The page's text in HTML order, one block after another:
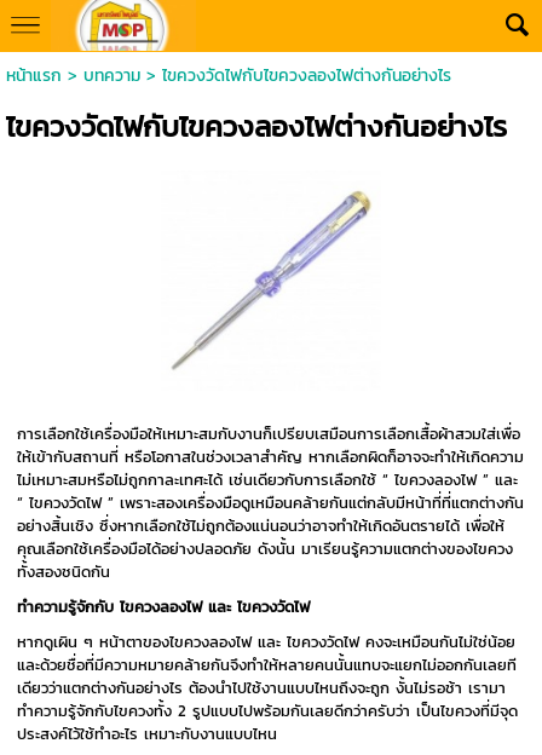
หน้าแรก > บทความ> ไขควงวัดไฟกับไขควงลองไฟต่างกันอย่างไร
ไขควงวัดไฟกับไขควงลองไฟต่างกันอย่างไร
การเลือกใช้เครื่องมือให้เหมาะสมกับงานก็เปรียบเสมือนการเลือกเสื้อผ้าสวมใส่เพื่อ
ให้เข้ากับสถานที่ หรือโอกาสในช่วงเวลาสำคัญ หากเลือกผิดก็อาจจะทำให้เกิดความ
ไม่เหมาะสมหรือไม่ถูกกาละเทศะได้ เช่นเดียวกับการเลือกใช้ “ ไขควงลองไฟ ” และ
“ ไขควงวัดไฟ ” เพราะสองเครื่องมือดูเหมือนคล้ายกันแต่กลับมีหน้าที่ที่แตกต่างกัน
อย่างสิ้นเชิง ซึ่งหากเลือกใช้ไม่ถูกต้องแน่นอนว่าอาจทำให้เกิดอันตรายได้ เพื่อให้
คุณเลือกใช้เครื่องมือได้อย่างปลอดภัย ดังนั้น มาเรียนรู้ความแตกต่างของไขควง
ทั้งสองชนิดกัน
ทำความรู้จักกับ ไขควงลองไฟ และ ไขควงวัดไฟ
หากดูเผิน ๆ หน้าตาของไขควงลองไฟ และ ไขควงวัดไฟ คงจะเหมือนกันไม่ใช่น้อย
และด้วยชื่อที่มีความหมายคล้ายกันจึงทำให้หลายคนนั้นแทบจะแยกไม่ออกกันเลยที
เดียวว่าแตกต่างกันอย่างไร ต้องนำไปใช้งานแบบไหนถึงจะถูก งั้นไม่รอช้า เรามา
ทำความรู้จักกับไขควงทั้ง 2 รูปแบบไปพร้อมกันเลยดีกว่าครับว่า เป็นไขควงที่มีจุด
ประสงค์ไว้ใช้ทำอะไร เหมาะกับงานแบบไหน